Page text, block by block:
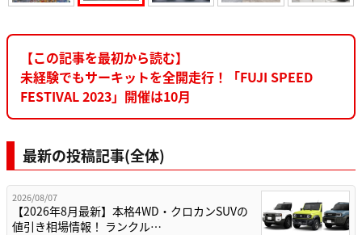
【この記事を最初から読む】
未経験でもサーキットを全開走行！「FUJI SPEED
FESTIVAL 2023」開催は10月
最新の投稿記事(全体)
2026/08/07
【2026年8月最新】本格4WD・クロカンSUVの
値引き相場情報！ ランクル…